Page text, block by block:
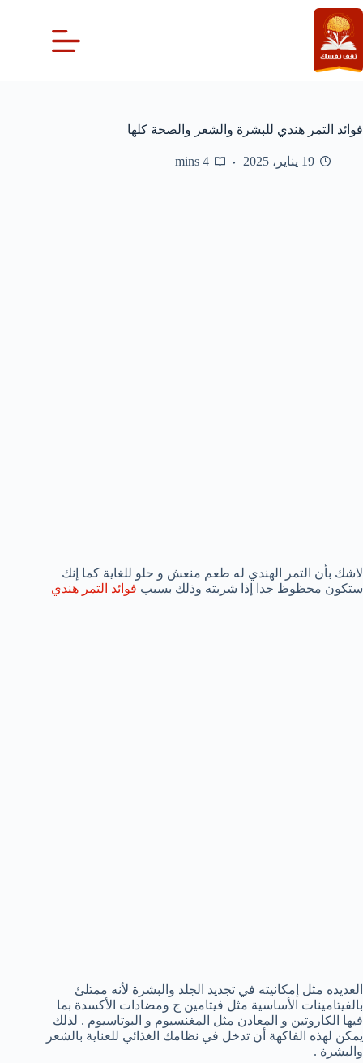
التجاوز
إلى
المحتوى
فوائد التمر هندي للبشرة والشعر والصحة كلها
19 يناير، 2025 4 mins
لاشك بأن التمر الهندي له طعم منعش و حلو للغاية كما إنك
ستكون محظوظ جدا إذا شربته وذلك بسبب فوائد التمر هندي
العديده مثل إمكانيته في تجديد الجلد والبشرة لأنه ممتلئ
بالفيتامينات الأساسية مثل فيتامين ج ومضادات الأكسدة بما
فيها الكاروتين و المعادن مثل المغنسيوم و البوتاسيوم . لذلك
يمكن لهذه الفاكهة أن تدخل في نظامك الغذائي للعناية بالشعر
والبشرة .